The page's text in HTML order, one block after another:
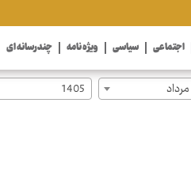
اجتماعی سیاسی ویژه نامه چندرسانه ای
مرداد 1405